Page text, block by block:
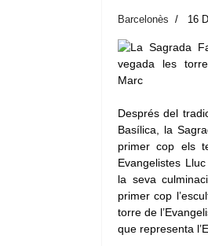
Barcelonès 16
Després del
Basílica, la
primer cop els
Evangelistes
la seva
primer cop
torre de
que representa